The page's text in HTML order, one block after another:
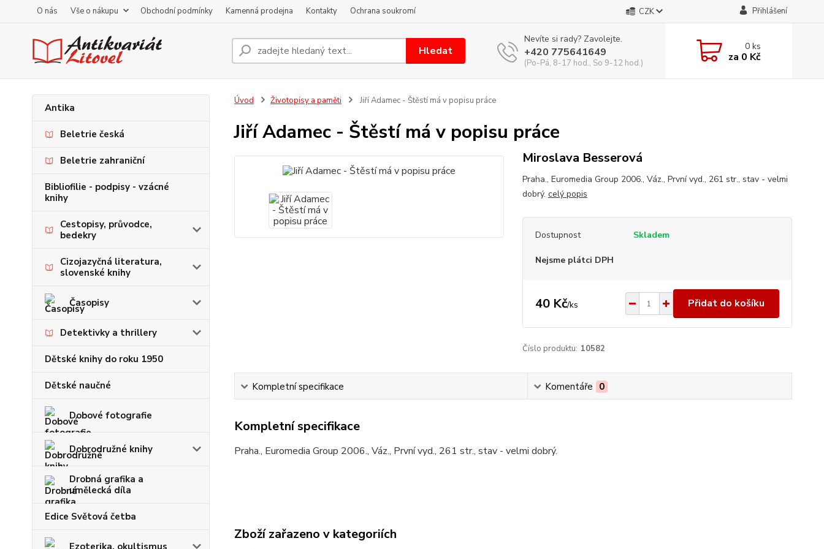
O nás Vše o nákupu Obchodní podmínky Kamenná prodejna Kontakty Ochrana soukromí CZK Přihlášení
Hledat
Nevíte si rady? Zavolejte.
+420 775641649
(Po-Pá, 8-17 hod., So 9-12 hod.)
0ks
za 0 Kč
Antika
Beletrie česká
Beletrie zahraniční
Bibliofilie - podpisy - vzácné
knihy
Cestopisy, průvodce,
bedekry
Cizojazyčná literatura,
slovenské knihy
Časopisy
Detektivky a thrillery
Dětské knihy do roku 1950
Dětské naučné
Dobové fotografie
Dobrodružné knihy
Drobná grafika a
umělecká díla
Edice Světová četba
Ezoterika, okultismus
Úvod Životopisy a paměti Jiří Adamec - Štěstí má v popisu práce
Jiří Adamec - Štěstí má v popisu práce
Miroslava Besserová
Praha., Euromedia Group 2006., Váz., První vyd., 261 str., stav - velmi
dobrý. celý popis
Dostupnost Skladem
Nejsme plátci DPH
40 Kč/ks Přidat do košíku
Číslo produktu: 10582
Kompletní specifikace Komentáře 0
Kompletní specifikace
Praha., Euromedia Group 2006., Váz., První vyd., 261 str., stav - velmi dobrý.
Zboží zařazeno v kategoriích